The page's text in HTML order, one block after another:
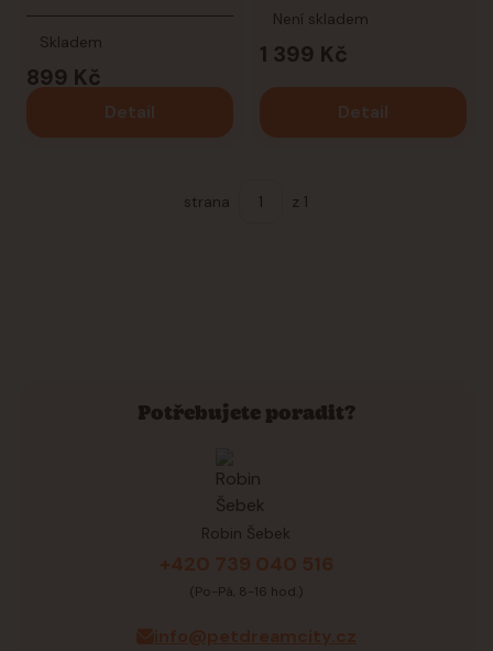
899 Kč
Skladem
Detail
1 399 Kč
Není skladem
Detail
strana z 1
Potřebujete poradit?
Robin Šebek
+420 739 040 516
(Po-Pá, 8-16 hod.)
info@petdreamcity.cz